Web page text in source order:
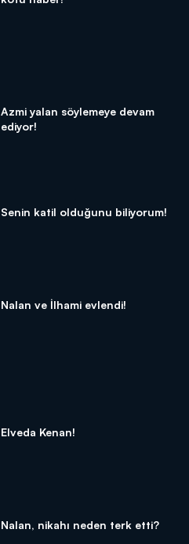
Azmi yalan söylemeye devam
ediyor!
Senin katil olduğunu biliyorum!
Nalan ve İlhami evlendi!
Elveda Kenan!
Nalan, nikahı neden terk etti?